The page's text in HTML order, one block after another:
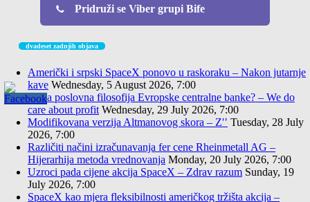
Pridruži se Viber grupi Bife
dvadeset zadnjih objava
Američki i srpski SpaceX ponovo u raskoraku – Nakon jutarnje
kave Wednesday, 5 August 2026, 7:00
Nova poslovna filosofija Evropske centralne banke? – We do
care about profit Wednesday, 29 July 2026, 7:00
Modifikovana verzija Altmanovog skora – Z′′ Tuesday, 28 July
2026, 7:00
Različiti načini izračunavanja fer cene Rheinmetall AG –
Hijerarhija metoda vrednovanja Monday, 20 July 2026, 7:00
Uzroci pada cijene akcija SpaceX – Zdrav razum Sunday, 19
July 2026, 7:00
SpaceX kao mjera fleksibilnosti američkog tržišta akcija –